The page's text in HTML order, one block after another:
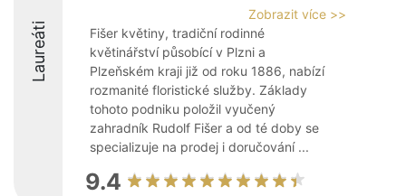
Laureáti
Zobrazit více >>
Fišer květiny, tradiční rodinné
květinářství působící v Plzni a
Plzeňském kraji již od roku 1886, nabízí
rozmanité floristické služby. Základy
tohoto podniku položil vyučený
zahradník Rudolf Fišer a od té doby se
specializuje na prodej i doručování ...
9.4